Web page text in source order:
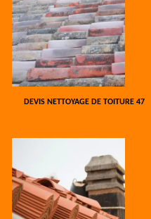
DEVIS NETTOYAGE DE TOITURE 47